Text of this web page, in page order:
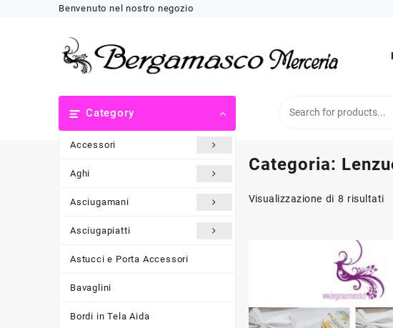
Benvenuto nel nostro negozio
Category
Accessori
Aghi
Asciugamani
Asciugapiatti
Astucci e Porta Accessori
Bavaglini
Bordi in Tela Aida
Categoria:
Visualizzazione di 8 risultati